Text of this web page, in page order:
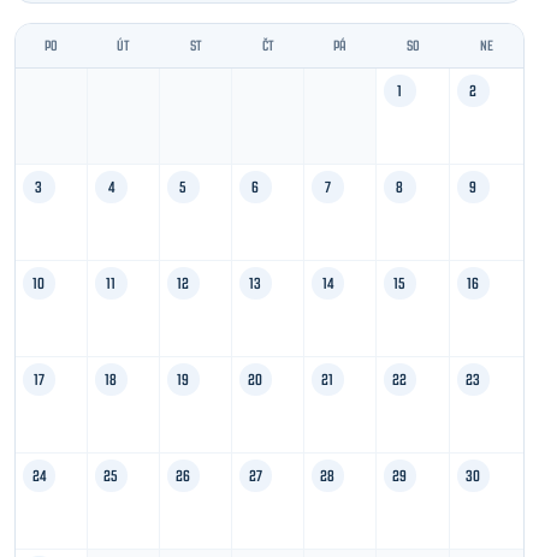
PO ÚT ST ČT PÁ SO NE
1 2
3 4 5 6 7 8 9
10 11 12 13 14 15 16
17 18 19 20 21 22 23
24 25 26 27 28 29 30